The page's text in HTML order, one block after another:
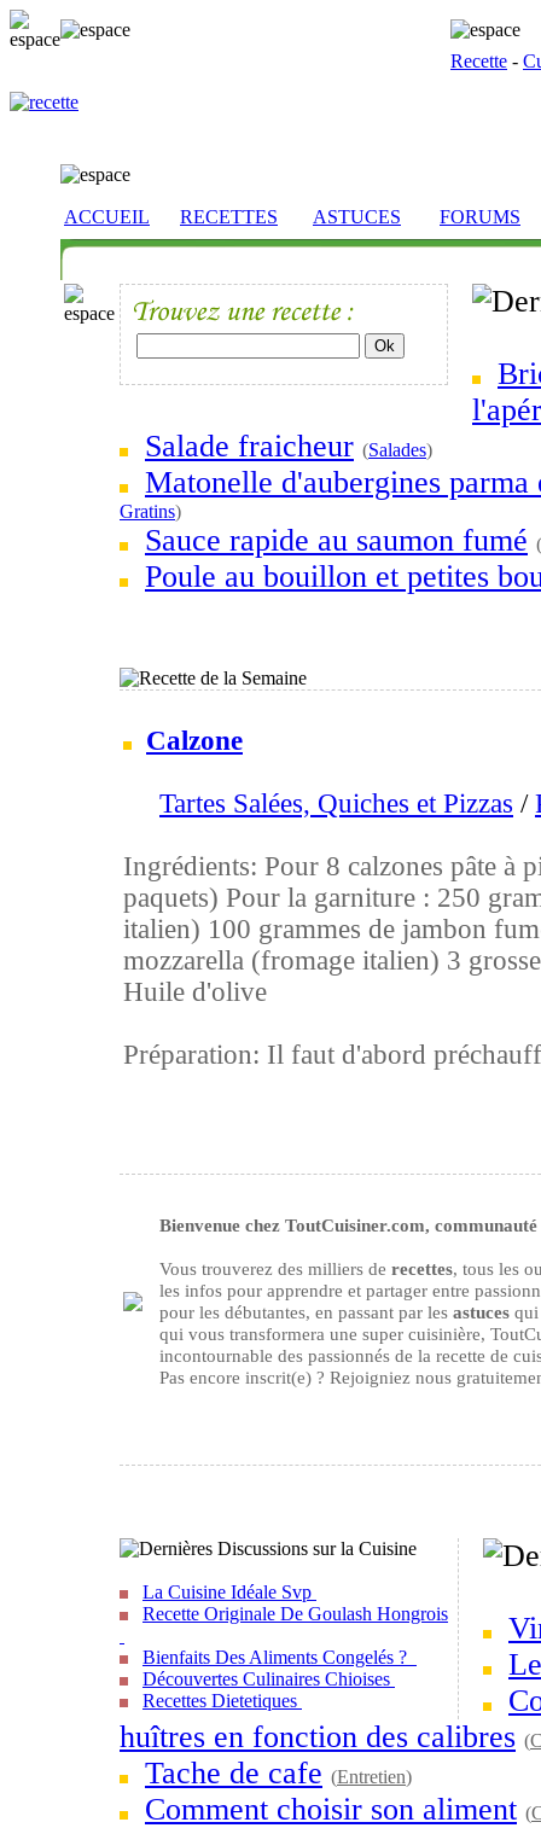
Recette -
ACCUEIL RECETTES ASTUCES FORUMS
Salade fraicheur (Salades)
Matonelle d'aubergines
Gratins)
Sauce rapide au saumon fumé (
Poule au bouillon et petites
Calzone
Tartes Salées, Quiches et Pizzas /
Ingrédients: Pour 8 calzones pâte à
paquets) Pour la garniture : 250
italien) 100 grammes de jambon
mozzarella (fromage italien) 3
Huile d'olive
Préparation: Il faut d'abord
Bienvenue chez ToutCuisiner.com, communauté
Vous trouverez des milliers de recettes, tous les
les infos pour apprendre et partager entre
pour les débutantes, en passant par les astuces qui
qui vous transformera une super cuisinière,
incontournable des passionnés de la recette de
Pas encore inscrit(e) ? Rejoigniez nous
La Cuisine Idéale Svp
Recette Originale De Goulash Hongrois
Bienfaits Des Aliments Congelés ?
Découvertes Culinaires Chioises
Recettes Dietetiques
huîtres en fonction des calibres (
Tache de cafe (Entretien)
Comment choisir son aliment (